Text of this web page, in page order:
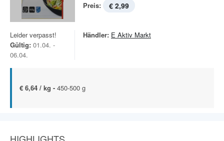
Preis: € 2,99
Leider verpasst!
Gültig: 01.04. -
06.04.
Händler: E Aktiv Markt
€ 6,64 / kg - 450-500 g